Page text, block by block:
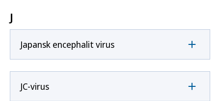
J
Japansk encephalit virus
JC-virus